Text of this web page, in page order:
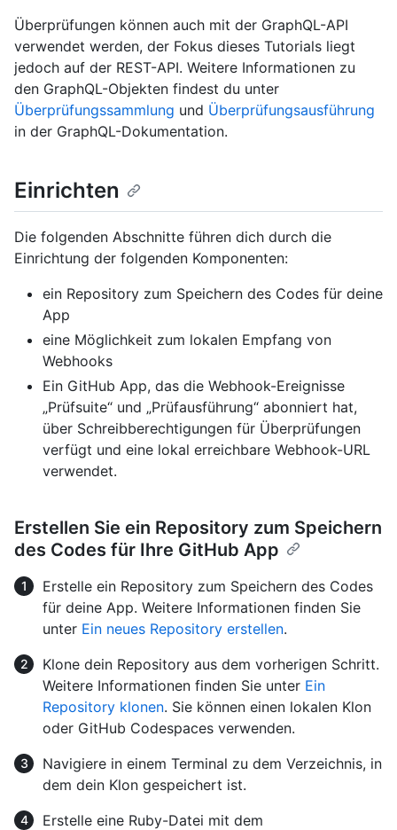
Überprüfungen können auch mit der GraphQL-API
verwendet werden, der Fokus dieses Tutorials liegt
jedoch auf der REST-API. Weitere Informationen zu
den GraphQL-Objekten findest du unter
Überprüfungssammlung und Überprüfungsausführung
in der GraphQL-Dokumentation.
Einrichten
Die folgenden Abschnitte führen dich durch die
Einrichtung der folgenden Komponenten:
ein Repository zum Speichern des Codes für deine
App
eine Möglichkeit zum lokalen Empfang von
Webhooks
Ein GitHub App, das die Webhook-Ereignisse
„Prüfsuite“ und „Prüfausführung“ abonniert hat,
über Schreibberechtigungen für Überprüfungen
verfügt und eine lokal erreichbare Webhook-URL
verwendet.
Erstellen Sie ein Repository zum Speichern
des Codes für Ihre GitHub App
Erstelle ein Repository zum Speichern des Codes
für deine App. Weitere Informationen finden Sie
unter Ein neues Repository erstellen.
Klone dein Repository aus dem vorherigen Schritt.
Weitere Informationen finden Sie unter Ein
Repository klonen. Sie können einen lokalen Klon
oder GitHub Codespaces verwenden.
Navigiere in einem Terminal zu dem Verzeichnis, in
dem dein Klon gespeichert ist.
Erstelle eine Ruby-Datei mit dem